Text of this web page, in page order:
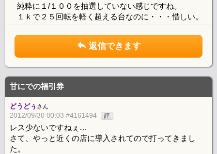
純粋に１/１００を抽選していない感じですね。
１ｋで２５回転を軽く超える台なのに・・・惜しい。
返信できます
甘にでの福引券
どうどぅ さん
2012/09/30 00:03 #4161494 評
レス少ないですねぇ…
さて、やっと近くの店に導入されてので打ってきまし
た。